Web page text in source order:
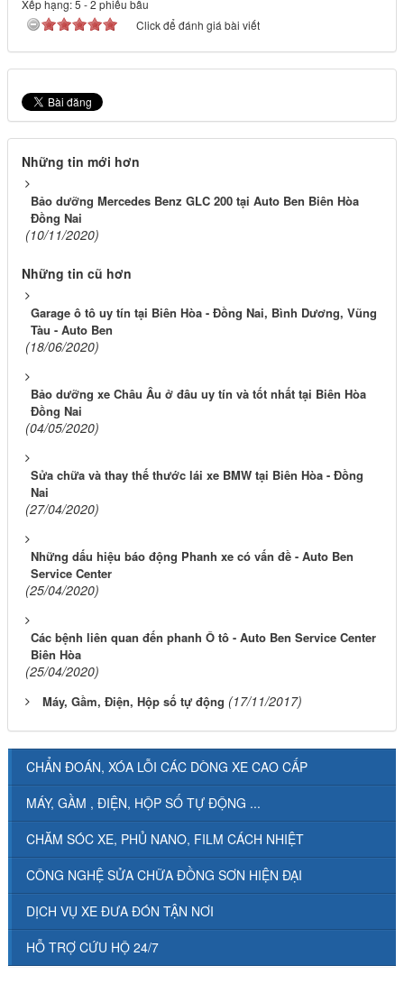
Xếp hạng:5 -2 phiếu bầu
Click để đánh giá bài viết
Những tin mới hơn
Bảo dưỡng Mercedes Benz GLC 200 tại Auto Ben Biên Hòa
Đồng Nai
(10/11/2020)
Những tin cũ hơn
Garage ô tô uy tín tại Biên Hòa - Đồng Nai, Bình Dương, Vũng
Tàu - Auto Ben
(18/06/2020)
Bảo dưỡng xe Châu Âu ở đâu uy tín và tốt nhất tại Biên Hòa
Đồng Nai
(04/05/2020)
Sửa chữa và thay thế thước lái xe BMW tại Biên Hòa - Đồng
Nai
(27/04/2020)
Những dấu hiệu báo động Phanh xe có vấn đề - Auto Ben
Service Center
(25/04/2020)
Các bệnh liên quan đến phanh Ô tô - Auto Ben Service Center
Biên Hòa
(25/04/2020)
Máy, Gầm, Điện, Hộp số tự động (17/11/2017)
CHẨN ĐOÁN, XÓA LỖI CÁC DÒNG XE CAO CẤP
MÁY, GẦM , ĐIỆN, HỘP SỐ TỰ ĐỘNG ...
CHĂM SÓC XE, PHỦ NANO, FILM CÁCH NHIỆT
CÔNG NGHỆ SỬA CHỮA ĐỒNG SƠN HIỆN ĐẠI
DỊCH VỤ XE ĐƯA ĐÓN TẬN NƠI
HỖ TRỢ CỨU HỘ 24/7